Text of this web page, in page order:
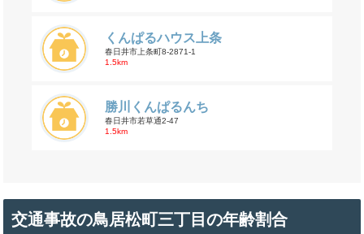
くんぱるハウス上条
春日井市上条町8-2871-1
1.5km
勝川くんぱるんち
春日井市若草通2-47
1.5km
交通事故の鳥居松町三丁目の年齢割合